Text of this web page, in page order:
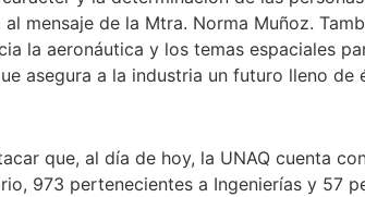
al mensaje de la Mtra. Norma Muñoz.
la aeronáutica y los temas espaciales
asegura a la industria un futuro lleno
que, al día de hoy, la UNAQ cuenta
973 pertenecientes a Ingenierías y 57